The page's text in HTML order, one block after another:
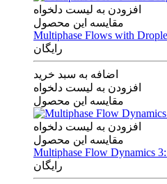
افزودن به لیست دلخواه
مقایسه این محصول
Multiphase Flows with
رایگان
اضافه به سبد خرید
افزودن به لیست دلخواه
مقایسه این محصول
افزودن به لیست دلخواه
مقایسه این محصول
Multiphase Flow Dynamics
رایگان